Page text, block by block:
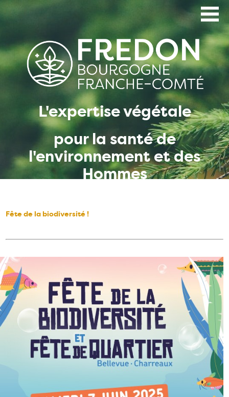
L'expertise végétale
pour la santé de
l'environnement et des
Hommes
Fête de la biodiversité !